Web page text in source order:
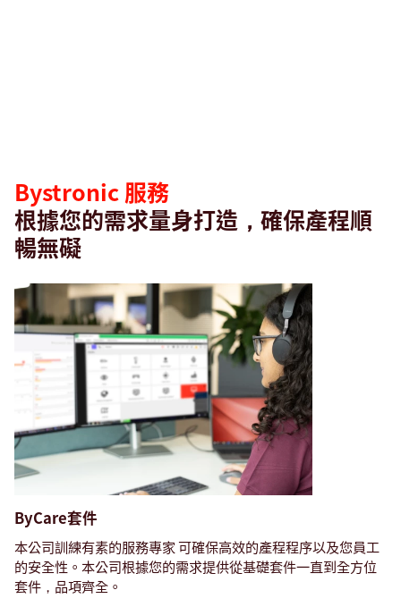
Bystronic 服務
根據您的需求量身打造，確保產程順
暢無礙
ByCare套件
本公司訓練有素的服務專家可確保高效的產程程序以及您員工
的安全性。本公司根據您的需求提供從基礎套件一直到全方位
套件，品項齊全。